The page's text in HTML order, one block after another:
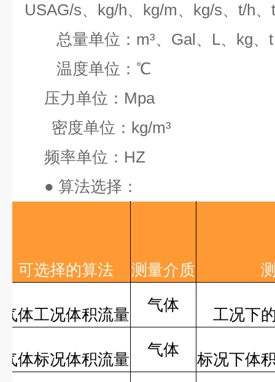
USAG/s、 kg/h、 kg/m、 kg/s、 t/h、
总量单位： m³、 Gal、 L、 kg、 t
温度单位： ℃
压力单位： Mpa
密度单位： kg/m³
频率单位： HZ
● 算法选择：
可选择的算法 测量介质
气体工况体积流量
气体
工况下
气体标况体积流量
气体
标况下体